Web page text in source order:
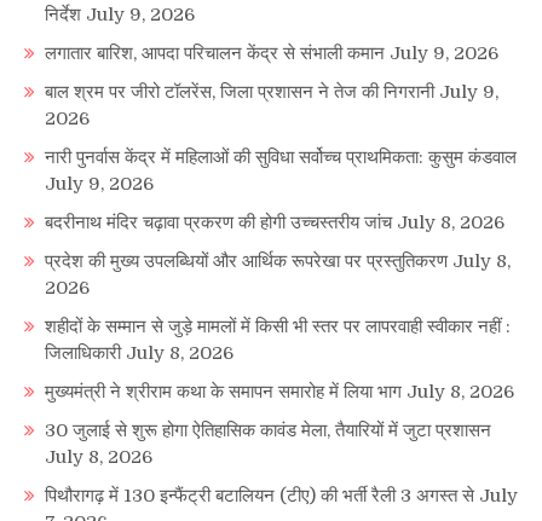
निर्देश July 9, 2026
लगातार बारिश, आपदा परिचालन केंद्र से संभाली कमान July 9, 2026
बाल श्रम पर जीरो टॉलरेंस, जिला प्रशासन ने तेज की निगरानी July 9,
2026
नारी पुनर्वास केंद्र में महिलाओं की सुविधा सर्वोच्च प्राथमिकता: कुसुम कंडवाल
July 9, 2026
बदरीनाथ मंदिर चढ़ावा प्रकरण की होगी उच्चस्तरीय जांच July 8, 2026
प्रदेश की मुख्य उपलब्धियों और आर्थिक रूपरेखा पर प्रस्तुतिकरण July 8,
2026
शहीदों के सम्मान से जुड़े मामलों में किसी भी स्तर पर लापरवाही स्वीकार नहीं :
जिलाधिकारी July 8, 2026
मुख्यमंत्री ने श्रीराम कथा के समापन समारोह में लिया भाग July 8, 2026
30 जुलाई से शुरू होगा ऐतिहासिक कावंड मेला, तैयारियों में जुटा प्रशासन
July 8, 2026
पिथौरागढ़ में 130 इन्फैंट्री बटालियन (टीए) की भर्ती रैली 3 अगस्त से July